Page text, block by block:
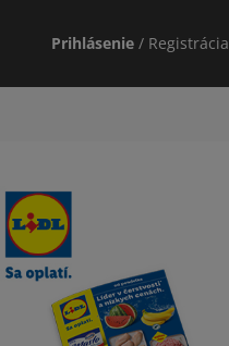
Prihlásenie / Registrácia
Obsah bočného panela